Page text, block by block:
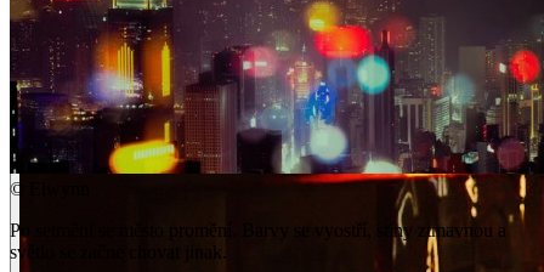
©
Po setmění se město promění. Barvy se vyostří, stíny ztmavnou a
světlo se začne chovat jinak.